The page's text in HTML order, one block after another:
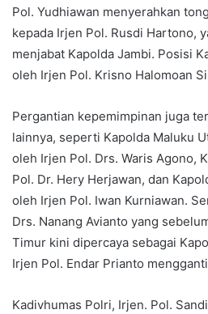
Pol. Yudhiawan menyerahkan
kepada Irjen Pol. Rusdi Hartono,
menjabat Kapolda Jambi. Posisi
oleh Irjen Pol. Krisno Halomoan
Pergantian kepemimpinan juga
lainnya, seperti Kapolda Maluku
oleh Irjen Pol. Drs. Waris Agono,
Pol. Dr. Hery Herjawan, dan
oleh Irjen Pol. Iwan Kurniawan.
Drs. Nanang Avianto yang
Timur kini dipercaya sebagai
Irjen Pol. Endar Prianto
Kadivhumas Polri, Irjen. Pol.